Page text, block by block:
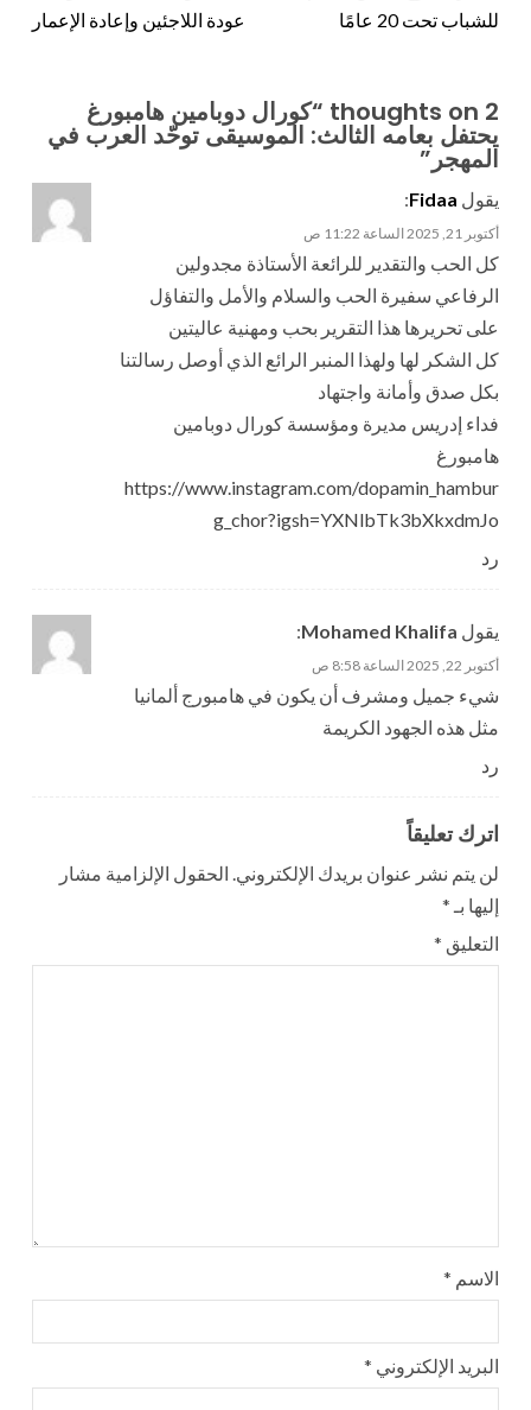
للشباب تحت 20 عامًا
عودة اللاجئين وإعادة الإعمار
2 thoughts on “ كورال دوبامين هامبورغ
يحتفل بعامه الثالث: الموسيقى توحّد العرب في
المهجر”
يقول Fidaa
:
أكتوبر 21, 2025 الساعة 11:22 ص
كل الحب والتقدير للرائعة الأستاذة مجدولين
الرفاعي سفيرة الحب والسلام والأمل والتفاؤل
على تحريرها هذا التقرير بحب ومهنية عاليتين
كل الشكر لها ولهذا المنبر الرائع الذي أوصل رسالتنا
بكل صدق وأمانة واجتهاد
فداء إدريس مديرة ومؤسسة كورال دوبامين
هامبورغ
https://www.instagram.com/dopamin_hambur
g_chor?igsh=YXNlbTk3bXkxdmJo
رد
يقول Mohamed Khalifa
:
أكتوبر 22, 2025 الساعة 8:58 ص
شيء جميل ومشرف أن يكون في هامبورج ألمانيا
مثل هذه الجهود الكريمة
رد
اترك تعليقاً
لن يتم نشر عنوان بريدك الإلكتروني. الحقول الإلزامية مشار
إليها بـ *
التعليق *
الاسم *
البريد الإلكتروني *